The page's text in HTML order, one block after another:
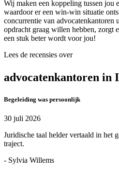
Wij maken een koppeling tussen jou
waardoor er een win-win situatie
concurrentie van
opdracht graag willen hebben, zorgt
een stuk beter wordt voor jou!
Lees de recensies over
advocatenkantoren in
Begeleiding was persoonlijk
30 juli 2026
Juridische taal helder vertaald in het
traject.
- Sylvia Willems